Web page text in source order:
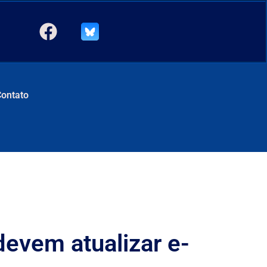
atualizar e-